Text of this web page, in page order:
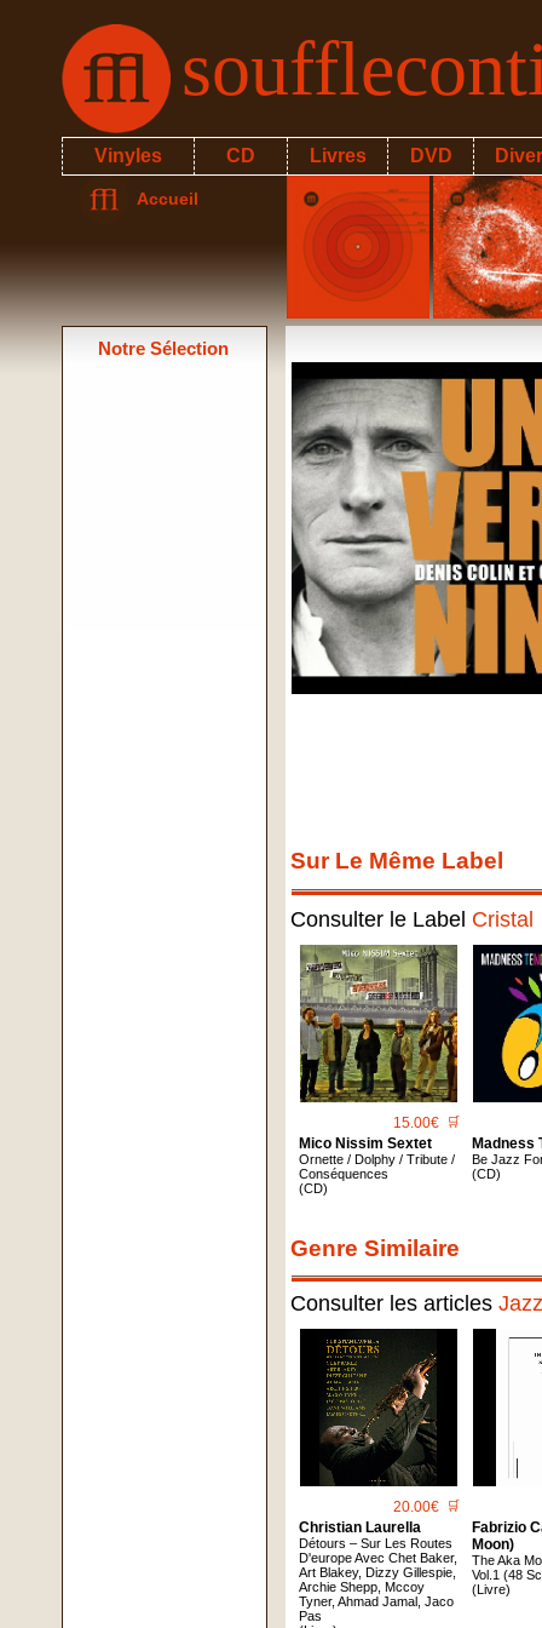
Vinyles CD Livres DVD
Accueil
Notre Sélection
Sur Le Même Label
Consulter le Label Cristal
15.00€ 🛒
Mico Nissim Sextet
Ornette / Dolphy / Tribute /
Conséquences
(CD)
Madness
Be Jazz
(CD)
Genre Similaire
Consulter les articles
20.00€ 🛒
Christian Laurella
Détours – Sur Les Routes
D'europe Avec Chet Baker,
Art Blakey, Dizzy Gillespie,
Archie Shepp, Mccoy
Tyner, Ahmad Jamal, Jaco
Pas
Fabrizio
Moon)
The Aka
Vol.1 (48
(Livre)